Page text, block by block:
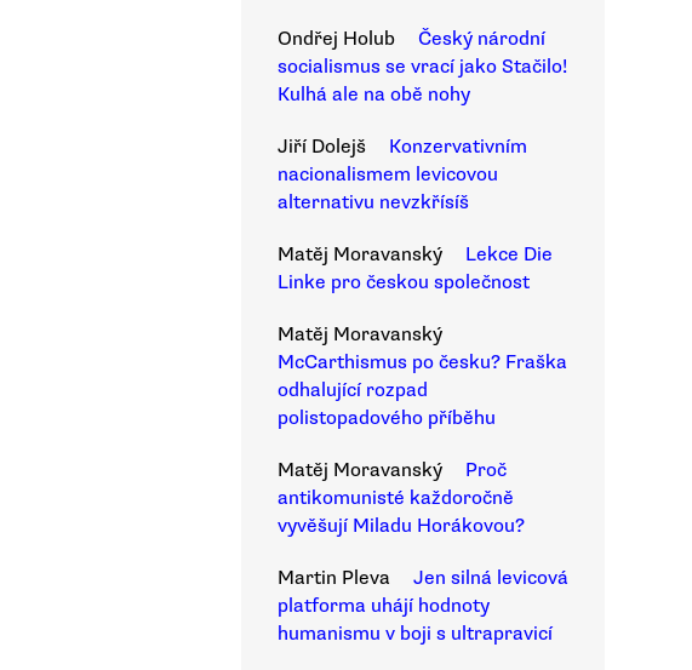
Ondřej Holub
Český národní
socialismus se vrací jako Stačilo!
Kulhá ale na obě nohy
Jiří Dolejš
Konzervativním
nacionalismem levicovou
alternativu nevzkřísíš
Matěj Moravanský
Lekce Die
Linke pro českou společnost
Matěj Moravanský
McCarthismus po česku? Fraška
odhalující rozpad
polistopadového příběhu
Matěj Moravanský
Proč
antikomunisté každoročně
vyvěšují Miladu Horákovou?
Martin Pleva
Jen silná levicová
platforma uhájí hodnoty
humanismu v boji s ultrapravicí